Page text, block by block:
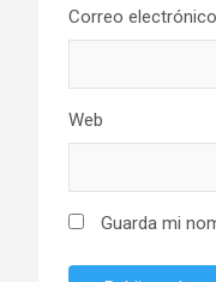
Correo electrónico
Web
Guarda mi